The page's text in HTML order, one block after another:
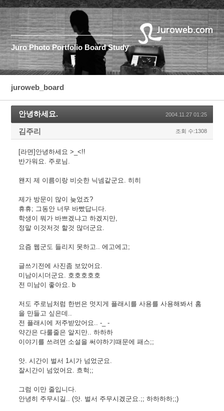
Juro Photo Portfolio Board Study
juroweb_board
안녕하세요. 2004.11.27 01:25
김주리 조회 수:1308
[라면]안녕하세요 >_<!!
반가워요. 주로님.
왠지 제 이름이랑 비슷한 닉넴같군요. 히히
제가 방문이 많이 늦었죠?
휴휴; 그동안 너무 바빴답니다.
학생이 뭐가 바쁘겠냐고 하겠지만,
정말 이것저것 할것 많더군요.
요즘 웹군도 들리지 못하고.. 에고에고;
글쓰기전에 사진좀 보았어요.
미남이시더군요. 호호호호호
전 미남이 좋아요. b
저도 주로님처럼 한번은 멋지게 플래시를 사용를 사용해봐서 홈
을 만들고 싶은데..
전 플래시에 저주받았어요.. -_ -
약간은 다룰줄은 알지만.. 하하하
이야기를 쓰려면 소설을 써야하기때문에 패스;;
앗. 시간이 벌서 1시가 넘었군요.
잘시간이 넘었어요. 흐헉;;
그럼 이만 줄입니다.
안녕히 주무시길.. (앗. 벌서 주무시겠군요.;; 하하하하;;)